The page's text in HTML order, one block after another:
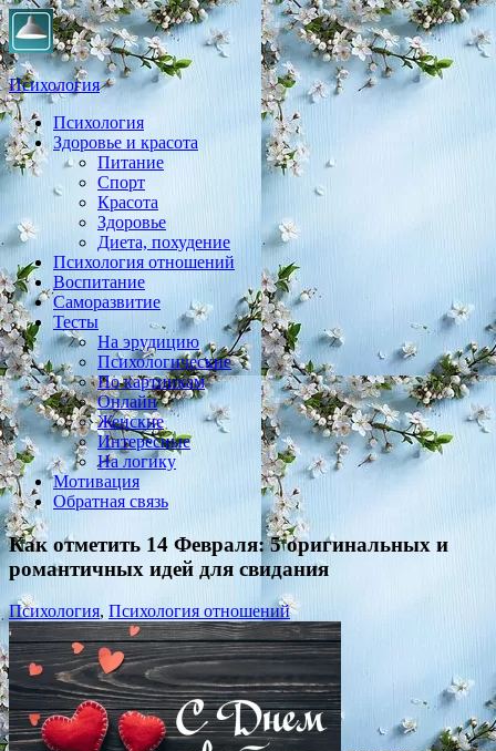
Психология
Практическая психология, личностный рост, экология,
здоровье, воспитание,
Психология
Здоровье и красота
Питание
Спорт
Красота
Здоровье
Диета, похудение
Психология отношений
Воспитание
Саморазвитие
Тесты
На эрудицию
Психологические
По картинкам
Онлайн
Женские
Интересные
На логику
Мотивация
Обратная связь
Как отметить 14 Февраля: 5 оригинальных и
романтичных идей для свидания
Психология, Психология отношений